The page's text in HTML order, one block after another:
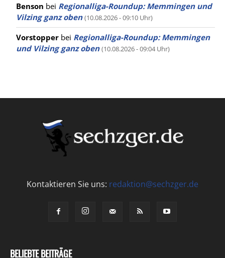
Benson bei Regionalliga-Roundup: Memmingen und
Vilzing ganz oben (10.08.2026 - 09:10 Uhr)
Vorstopper bei Regionalliga-Roundup: Memmingen
und Vilzing ganz oben (10.08.2026 - 09:04 Uhr)
Kontaktieren Sie uns: redaktion@sechzger.de
BELIEBTE BEITRÄGE